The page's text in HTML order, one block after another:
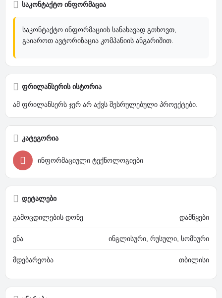
საკონტაქტო ინფორმაცია
საკონტაქტო ინფორმაციის სანახავად გთხოვთ,
გაიაროთ ავტორიზაცია კომპანიის ანგარიშით.
ფრილანსერის ისტორია
ამ ფრილანსერს ჯერ არ აქვს შესრულებული პროექტები.
კატეგორია
ინფორმაციული ტექნოლოგიები
დეტალები
გამოცდილების დონე დამწყები
ენა ინგლისური, რუსული, სომხური
მდებარეობა თბილისი